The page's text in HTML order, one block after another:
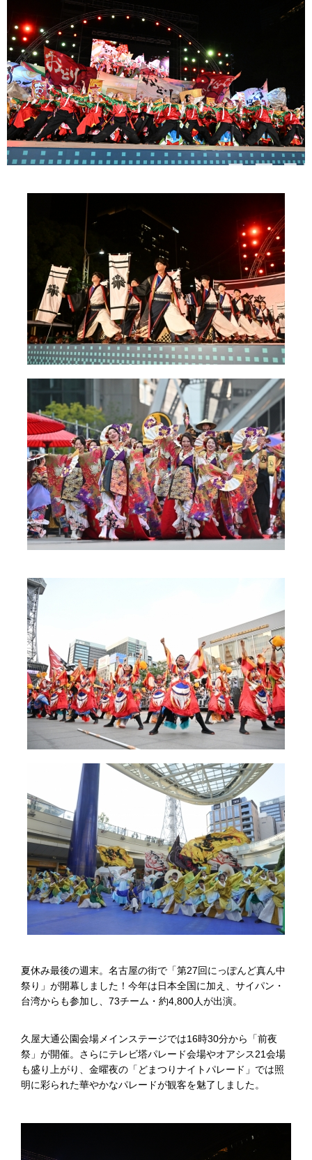
夏休み最後の週末。名古屋の街で「第27回にっぽんど真ん中
祭り」が開幕しました！今年は日本全国に加え、サイパン・
台湾からも参加し、73チーム・約4,800人が出演。
久屋大通公園会場メインステージでは16時30分から「前夜
祭」が開催。さらにテレビ塔パレード会場やオアシス21会場
も盛り上がり、金曜夜の「どまつりナイトパレード」では照
明に彩られた華やかなパレードが観客を魅了しました。